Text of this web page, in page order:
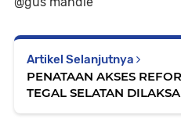
Artikel Selanjutnya
PENATAAN AKSES
TEGAL SELATAN